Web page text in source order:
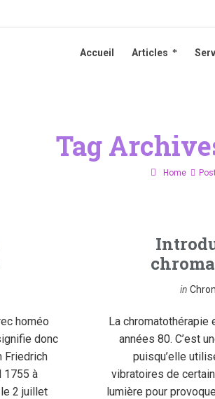
Accueil Articles
Tag
Home
homéo
donc
Friedrich
1755 à
2 juillet
in
La
années 80. C’est
puisqu’elle
vibratoires de
lumière pour